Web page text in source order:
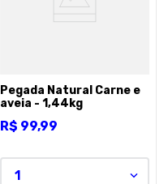
Pegada Natural Carne e
aveia - 1,44kg
R$ 99,99
1